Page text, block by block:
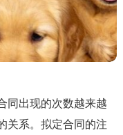
同出现的次数越来越
关系。拟定合同的注